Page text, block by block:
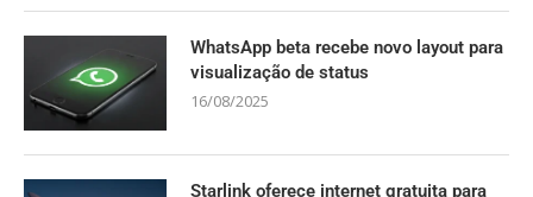
WhatsApp beta recebe novo layout para
visualização de status
16/08/2025
Starlink oferece internet gratuita para